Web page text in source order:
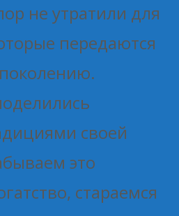
не утратили для
передаются
своей
это
стараемся